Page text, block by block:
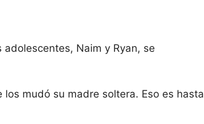
adolescentes, Naim y Ryan, se
mudó su madre soltera. Eso es hasta